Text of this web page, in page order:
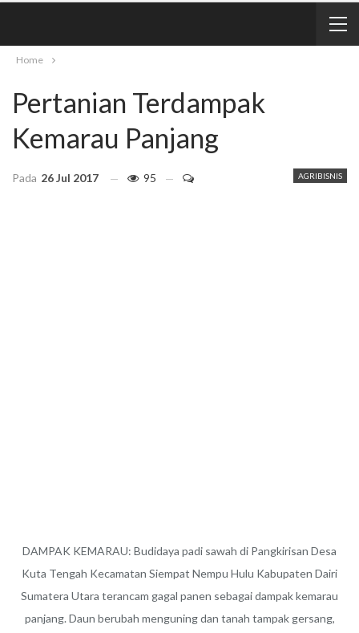
Home
Pertanian Terdampak
Kemarau Panjang
AGRIBISNIS
Pada 26 Jul 2017 95
DAMPAK KEMARAU: Budidaya padi sawah di Pangkirisan Desa
Kuta Tengah Kecamatan Siempat Nempu Hulu Kabupaten Dairi
Sumatera Utara terancam gagal panen sebagai dampak kemarau
panjang. Daun berubah menguning dan tanah tampak gersang,